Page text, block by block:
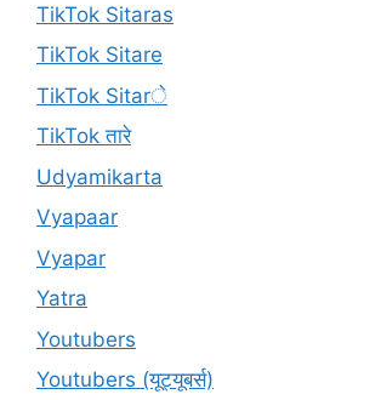
TikTok Sitaras
TikTok Sitare
TikTok Sitarे
TikTok तारे
Udyamikarta
Vyapaar
Vyapar
Yatra
Youtubers
Youtubers (यूट्यूबर्स)